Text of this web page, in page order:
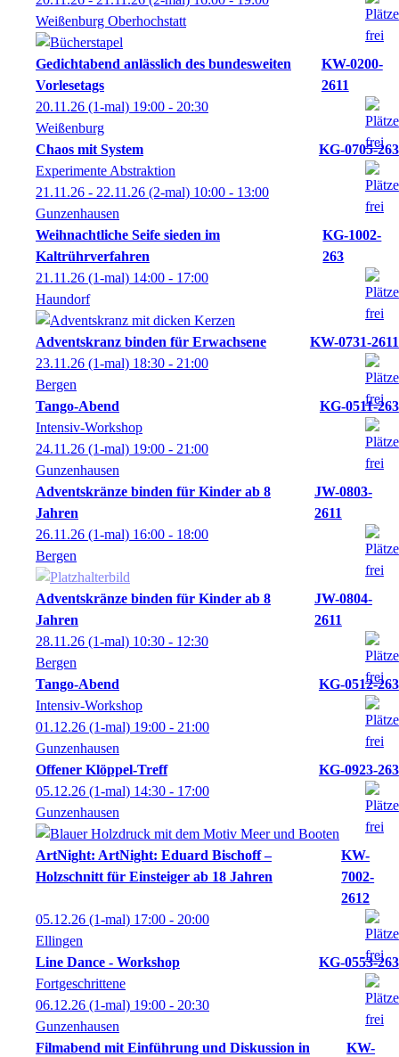
Weißenburg Oberhochstatt
Gedichtabend anlässlich des bundesweiten
Vorlesetags
KW-0200-
2611
20.11.26 (1-mal) 19:00 - 20:30
Weißenburg
Chaos mit System
KG-0705-263
Experimente Abstraktion
21.11.26 - 22.11.26 (2-mal) 10:00 - 13:00
Gunzenhausen
Weihnachtliche Seife sieden im
Kaltrührverfahren
KG-1002-
263
21.11.26 (1-mal) 14:00 - 17:00
Haundorf
Adventskranz binden für Erwachsene
KW-0731-2611
23.11.26 (1-mal) 18:30 - 21:00
Bergen
Tango-Abend
KG-0511-263
Intensiv-Workshop
24.11.26 (1-mal) 19:00 - 21:00
Gunzenhausen
Adventskränze binden für Kinder ab 8
Jahren
JW-0803-
2611
26.11.26 (1-mal) 16:00 - 18:00
Bergen
Adventskränze binden für Kinder ab 8
Jahren
JW-0804-
2611
28.11.26 (1-mal) 10:30 - 12:30
Bergen
Tango-Abend
KG-0512-263
Intensiv-Workshop
01.12.26 (1-mal) 19:00 - 21:00
Gunzenhausen
Offener Klöppel-Treff
KG-0923-263
05.12.26 (1-mal) 14:30 - 17:00
Gunzenhausen
ArtNight: ArtNight: Eduard Bischoff –
Holzschnitt für Einsteiger ab 18 Jahren
KW-
7002-
2612
05.12.26 (1-mal) 17:00 - 20:00
Ellingen
Line Dance - Workshop
KG-0553-263
Fortgeschrittene
06.12.26 (1-mal) 19:00 - 20:30
Gunzenhausen
Filmabend mit Einführung und Diskussion in
KW-